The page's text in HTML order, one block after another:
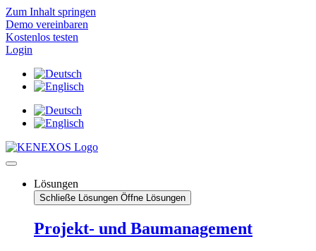
Zum Inhalt springen
Demo vereinbaren
Kostenlos testen
Login
Lösungen
Schließe Lösungen Öffne Lösungen
Projekt- und Baumanagement